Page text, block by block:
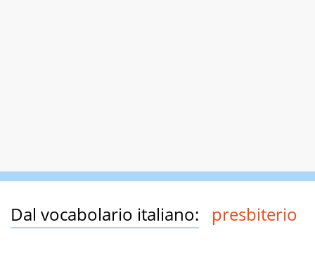
Dal vocabolario italiano: presbiterio